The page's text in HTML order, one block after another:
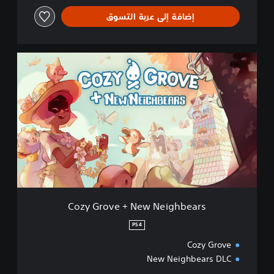
إضافة إلى عربة التسوق
C
o
z
G
o
N
e
Cozy Grove + New Neighbears
PS4
Cozy Grove
New Neighbears DLC